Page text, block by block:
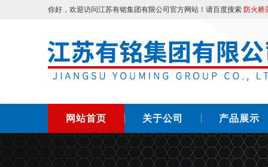
你好，欢迎访问江苏有铭集团有限公司官方网站！请百度搜索 防火桥
网站首页 关于公司 产品展示